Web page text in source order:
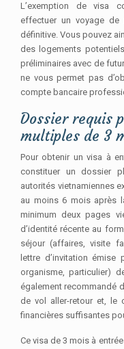
L’exemption de visa
effectuer un voyage de
définitive. Vous pouvez
des logements
préliminaires avec de
ne vous permet pas
compte bancaire
Dossier requis
multiples de 3
Pour obtenir un visa à
constituer un dossier
autorités vietnamiennes
au moins 6 mois après
minimum deux pages
d’identité récente au
séjour (affaires, visite
lettre d’invitation
organisme, particulier)
également recommandé
de vol aller-retour et, le
financières suffisantes
Ce visa de 3 mois à